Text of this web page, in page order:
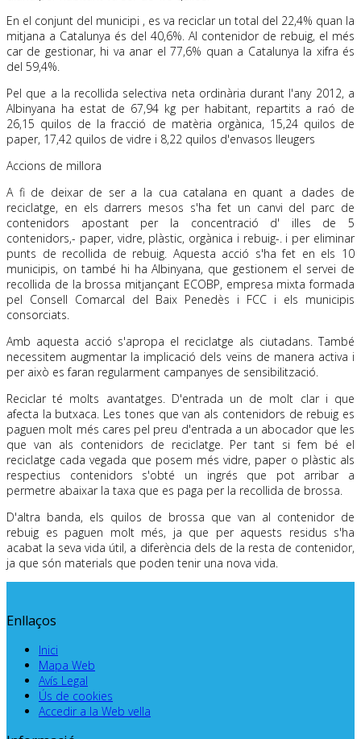
En el conjunt del municipi , es va reciclar un total del 22,4% quan la
mitjana a Catalunya és del 40,6%. Al contenidor de rebuig, el més
car de gestionar, hi va anar el 77,6% quan a Catalunya la xifra és
del 59,4%.
Pel que a la recollida selectiva neta ordinària durant l'any 2012, a
Albinyana ha estat de 67,94 kg per habitant, repartits a raó de
26,15 quilos de la fracció de matèria orgànica, 15,24 quilos de
paper, 17,42 quilos de vidre i 8,22 quilos d'envasos lleugers
Accions de millora
A fi de deixar de ser a la cua catalana en quant a dades de
reciclatge, en els darrers mesos s'ha fet un canvi del parc de
contenidors apostant per la concentració d' illes de 5
contenidors,- paper, vidre, plàstic, orgànica i rebuig-. i per eliminar
punts de recollida de rebuig. Aquesta acció s'ha fet en els 10
municipis, on també hi ha Albinyana, que gestionem el servei de
recollida de la brossa mitjançant ECOBP, empresa mixta formada
pel Consell Comarcal del Baix Penedès i FCC i els municipis
consorciats.
Amb aquesta acció s'apropa el reciclatge als ciutadans. També
necessitem augmentar la implicació dels veïns de manera activa i
per això es faran regularment campanyes de sensibilització.
Reciclar té molts avantatges. D'entrada un de molt clar i que
afecta la butxaca. Les tones que van als contenidors de rebuig es
paguen molt més cares pel preu d'entrada a un abocador que les
que van als contenidors de reciclatge. Per tant si fem bé el
reciclatge cada vegada que posem més vidre, paper o plàstic als
respectius contenidors s'obté un ingrés que pot arribar a
permetre abaixar la taxa que es paga per la recollida de brossa.
D'altra banda, els quilos de brossa que van al contenidor de
rebuig es paguen molt més, ja que per aquests residus s'ha
acabat la seva vida útil, a diferència dels de la resta de contenidor,
ja que són materials que poden tenir una nova vida.
Enllaços
Inici
Mapa Web
Avís Legal
Ús de cookies
Accedir a la Web vella